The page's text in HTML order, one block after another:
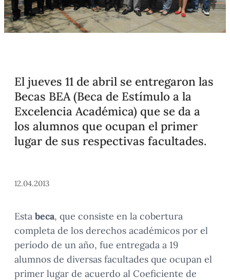
El jueves 11 de abril se entregaron las
Becas BEA (Beca de Estímulo a la
Excelencia Académica) que se da a
los alumnos que ocupan el primer
lugar de sus respectivas facultades.
12.04.2013
Esta beca, que consiste en la cobertura
completa de los derechos académicos por el
período de un año, fue entregada a 19
alumnos de diversas facultades que ocupan el
primer lugar de acuerdo al Coeficiente de